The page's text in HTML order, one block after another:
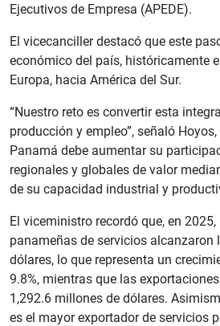
Ejecutivos de Empresa (APEDE).
El vicecanciller destacó que este
económico del país, históricamente
Europa, hacia América del Sur.
“Nuestro reto es convertir esta
producción y empleo”, señaló
Panamá debe aumentar su
regionales y globales de valor
de su capacidad industrial y
El viceministro recordó que, en
panameñas de servicios alcanzaron
dólares, lo que representa un
9.8%, mientras que las
1,292.6 millones de dólares.
es el mayor exportador de servicios